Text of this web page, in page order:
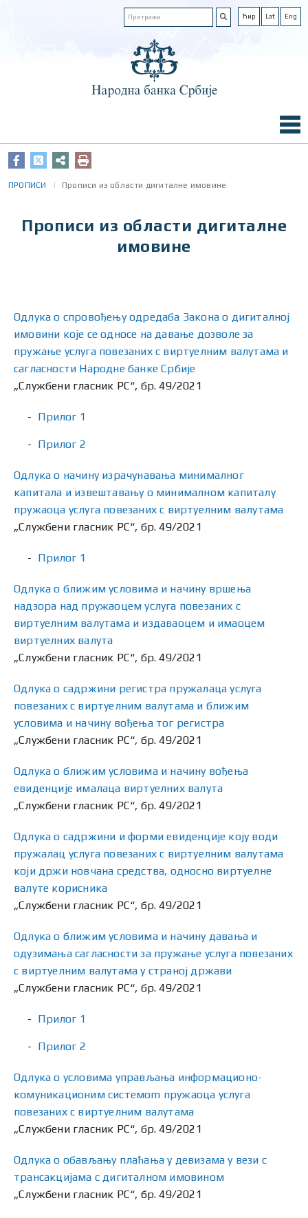
Ћир Lat Eng
ПРОПИСИ Прописи из области дигиталне имовине
Прописи из области дигиталне
имовине
Одлука о спровођењу одредаба Закона о дигиталној
имовини које се односе на давање дозволe за
пружање услуга повезаних с виртуелним валутама и
сагласности Народне банке Србије
„Службени гласник РС“, бр. 49/2021
Прилог 1
Прилог 2
Одлука о начину израчунавања минималног
капитала и извештавању о минималном капиталу
пружаоца услуга повезаних с виртуелним валутама
„Службени гласник РС“, бр. 49/2021
Прилог 1
Одлука о ближим условима и начину вршења
надзора над пружаоцем услуга повезаних с
виртуелним валутама и издаваоцем и имаоцем
виртуелних валута
„Службени гласник РС“, бр. 49/2021
Одлука о садржини регистра пружалаца услуга
повезаних с виртуелним валутама и ближим
условима и начину вођења тог регистра
„Службени гласник РС“, бр. 49/2021
Одлука о ближим условима и начину вођења
евиденције ималаца виртуелних валута
„Службени гласник РС“, бр. 49/2021
Одлука о садржини и форми евиденције коју води
пружалац услуга повезаних с виртуелним валутама
који држи новчана средства, односно виртуелне
валуте корисника
„Службени гласник РС“, бр. 49/2021
Одлука о ближим условима и начину давања и
одузимања сагласности за пружање услуга повезаних
с виртуелним валутама у страној држави
„Службени гласник РС“, бр. 49/2021
Прилог 1
Прилог 2
Одлука о условима управљања информационо-
комуникационим системom пружаоца услуга
повезаних с виртуелним валутама
„Службени гласник РС“, бр. 49/2021
Одлукa о обављању плаћања у девизама у вези с
трансакцијама с дигиталном имовином
„Службени гласник РС“, бр. 49/2021